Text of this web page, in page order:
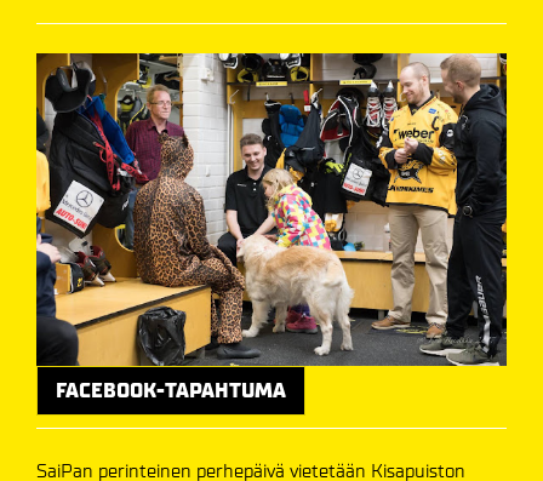
FACEBOOK-TAPAHTUMA
SaiPan perinteinen perhepäivä vietetään Kisapuiston